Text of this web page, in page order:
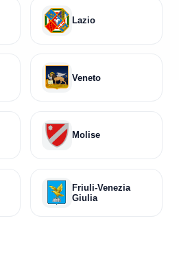
Lazio
Veneto
Molise
Friuli-Venezia
Giulia